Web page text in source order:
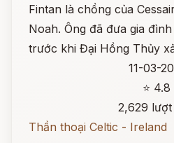
Fintan là chồng của
Noah. Ông đã đưa gia
trước khi Đại Hồng Thủy
11-03-
⭐ 4.8
2,629
Thần thoại Celtic - Ireland